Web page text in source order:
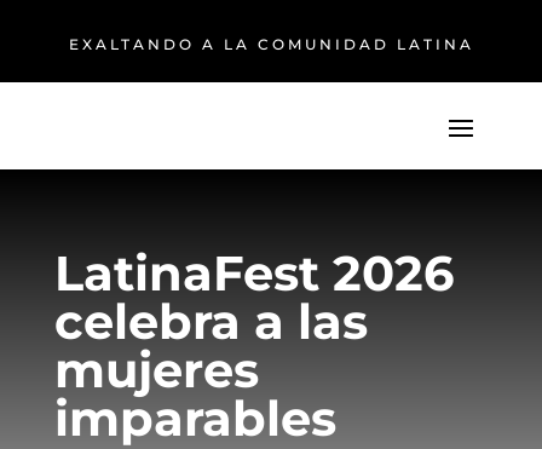
EXALTANDO A LA COMUNIDAD LATINA
LatinaFest 2026
celebra a las
mujeres
imparables